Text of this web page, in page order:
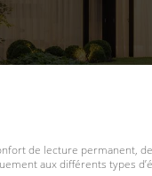
de lecture permanent,
aux différents types